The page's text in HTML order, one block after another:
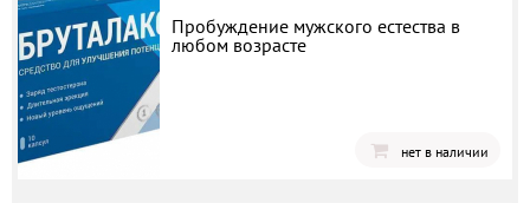
Пробуждение мужского естества в
любом возрасте
нет в наличии